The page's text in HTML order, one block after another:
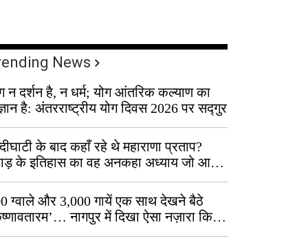
News
न दर्शन है, न धर्म; योग आंतरिक कल्याण का
है: अंतरराष्ट्रीय योग दिवस 2026 पर सद्गुर
के बाद कहाँ रहे थे महाराणा प्रताप?
के इतिहास का वह अनकहा अध्याय जो आज
में जीवित है
ग्वाले और 3,000 गायें एक साथ देखने बैठे
नागपुर में दिखा ऐसा नज़ारा कि
बोले, “ऐसा तो सिर्फ़ कृष्ण ही कर सकते हैं”